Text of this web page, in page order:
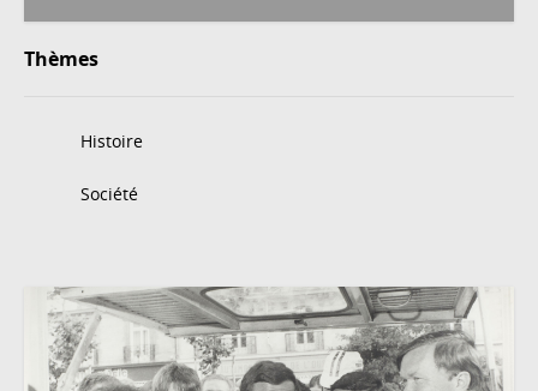
Thèmes
Histoire
Société